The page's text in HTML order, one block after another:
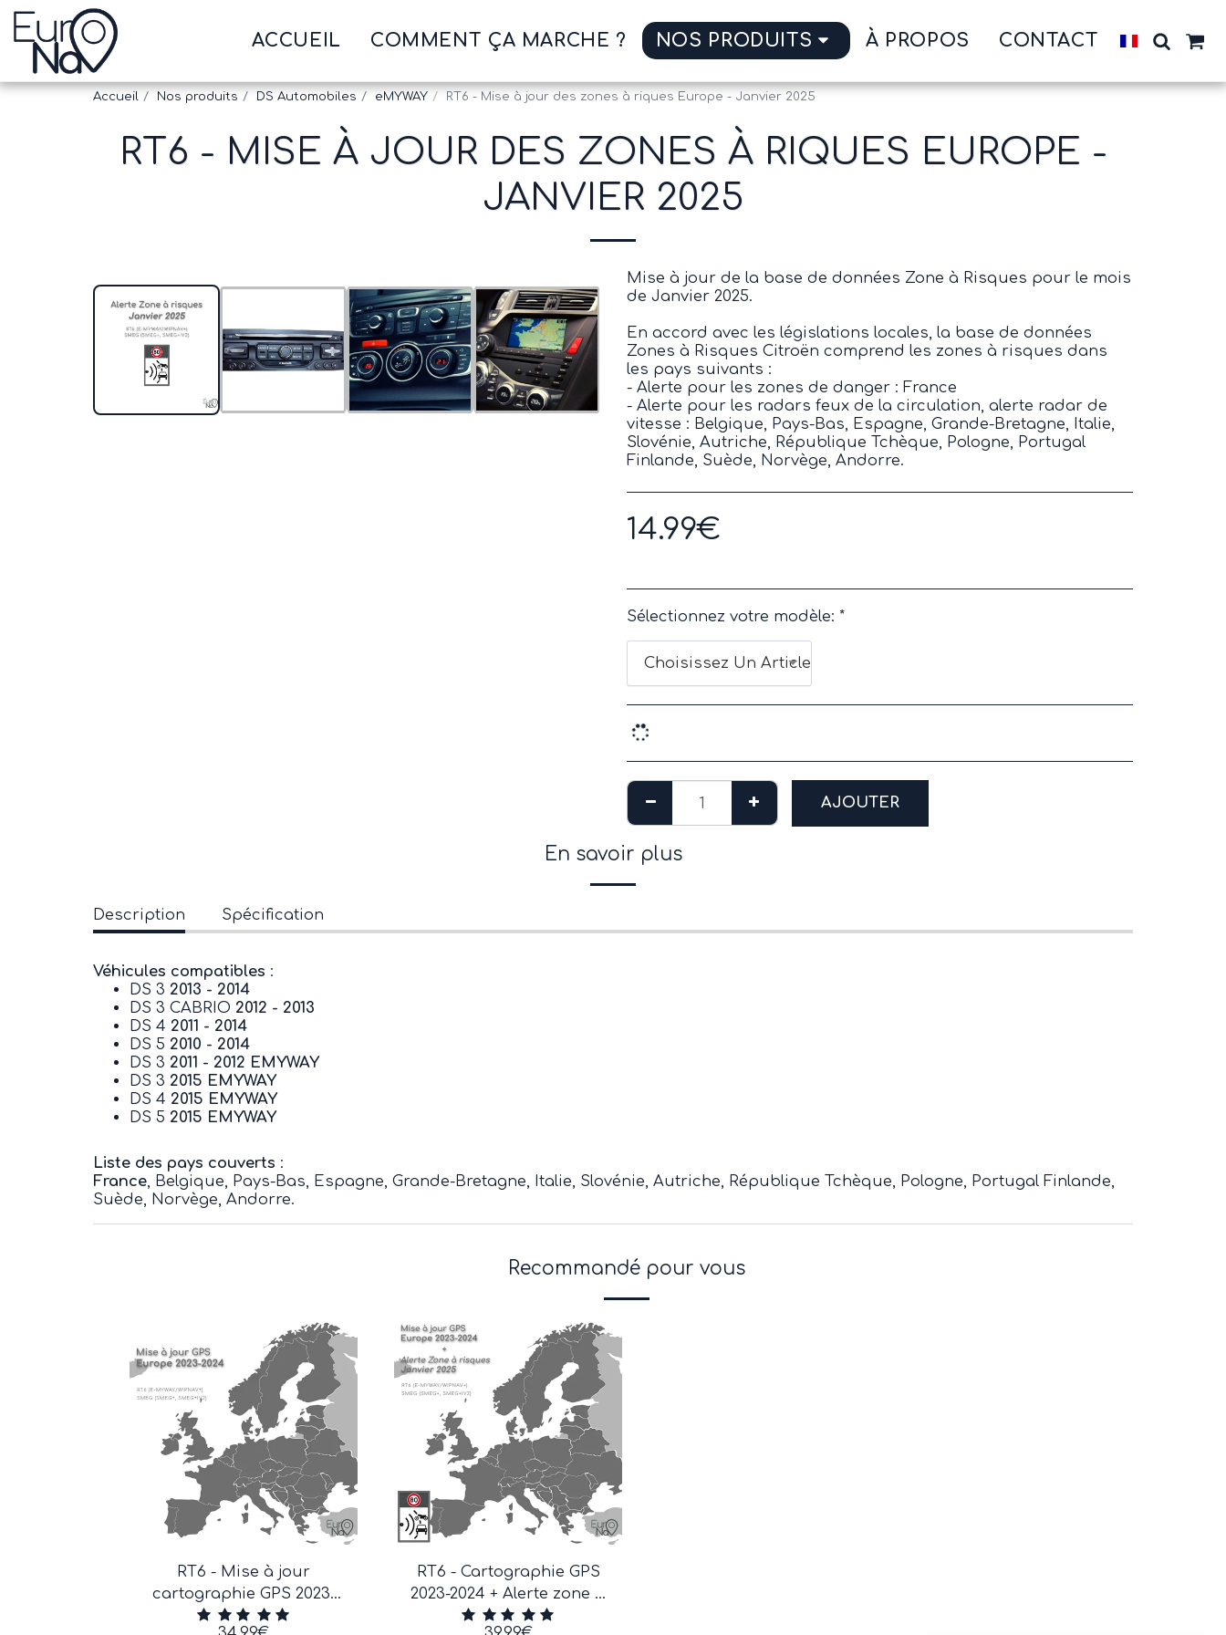
ACCUEIL COMMENT ÇA MARCHE ? NOS PRODUITS À PROPOS CONTACT
Accueil Nos produits DS Automobiles eMYWAY RT6 - Mise à jour des zones à riques Europe - Janvier 2025
RT6 - MISE À JOUR DES ZONES À RIQUES EUROPE -
JANVIER 2025
Mise à jour de la base de données Zone à Risques pour le mois
de Janvier 2025.
En accord avec les législations locales, la base de données
Zones à Risques Citroën comprend les zones à risques dans
les pays suivants :
- Alerte pour les zones de danger : France
- Alerte pour les radars feux de la circulation, alerte radar de
vitesse : Belgique, Pays-Bas, Espagne, Grande-Bretagne, Italie,
Slovénie, Autriche, République Tchèque, Pologne, Portugal
Finlande, Suède, Norvège, Andorre.
14.99€
Sélectionnez votre modèle: *
Choisissez Un Article
AJOUTER
En savoir plus
Description Spécification
Véhicules compatibles :
DS 3 2013 - 2014
DS 3 CABRIO 2012 - 2013
DS 4 2011 - 2014
DS 5 2010 - 2014
DS 3 2011 - 2012 EMYWAY
DS 3 2015 EMYWAY
DS 4 2015 EMYWAY
DS 5 2015 EMYWAY
Liste des pays couverts :
France , Belgique, Pays-Bas, Espagne, Grande-Bretagne, Italie, Slovénie, Autriche, République Tchèque, Pologne, Portugal Finlande,
Suède, Norvège, Andorre.
Recommandé pour vous
RT6 - Mise à jour
cartographie GPS 2023-
2024
RT6 - Cartographie GPS
2023-2024 + Alerte zone à
risques Janvier 2025